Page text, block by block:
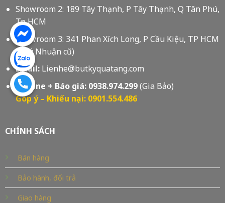
Showroom 2: 189 Tây Thạnh, P Tây Thạnh, Q Tân Phú,
Tp HCM
Showroom 3: 341 Phan Xích Long, P Cầu Kiệu, TP HCM
(Phú Nhuận cũ)
Email:Lienhe@butkyquatang.com
Hotline + Báo giá: 0938.974.299(Gia Bảo)
Góp ý – Khiếu nại: 0901.554.486
CHÍNH SÁCH
Bán hàng
Bảo hành, đổi trả
Giao hàng